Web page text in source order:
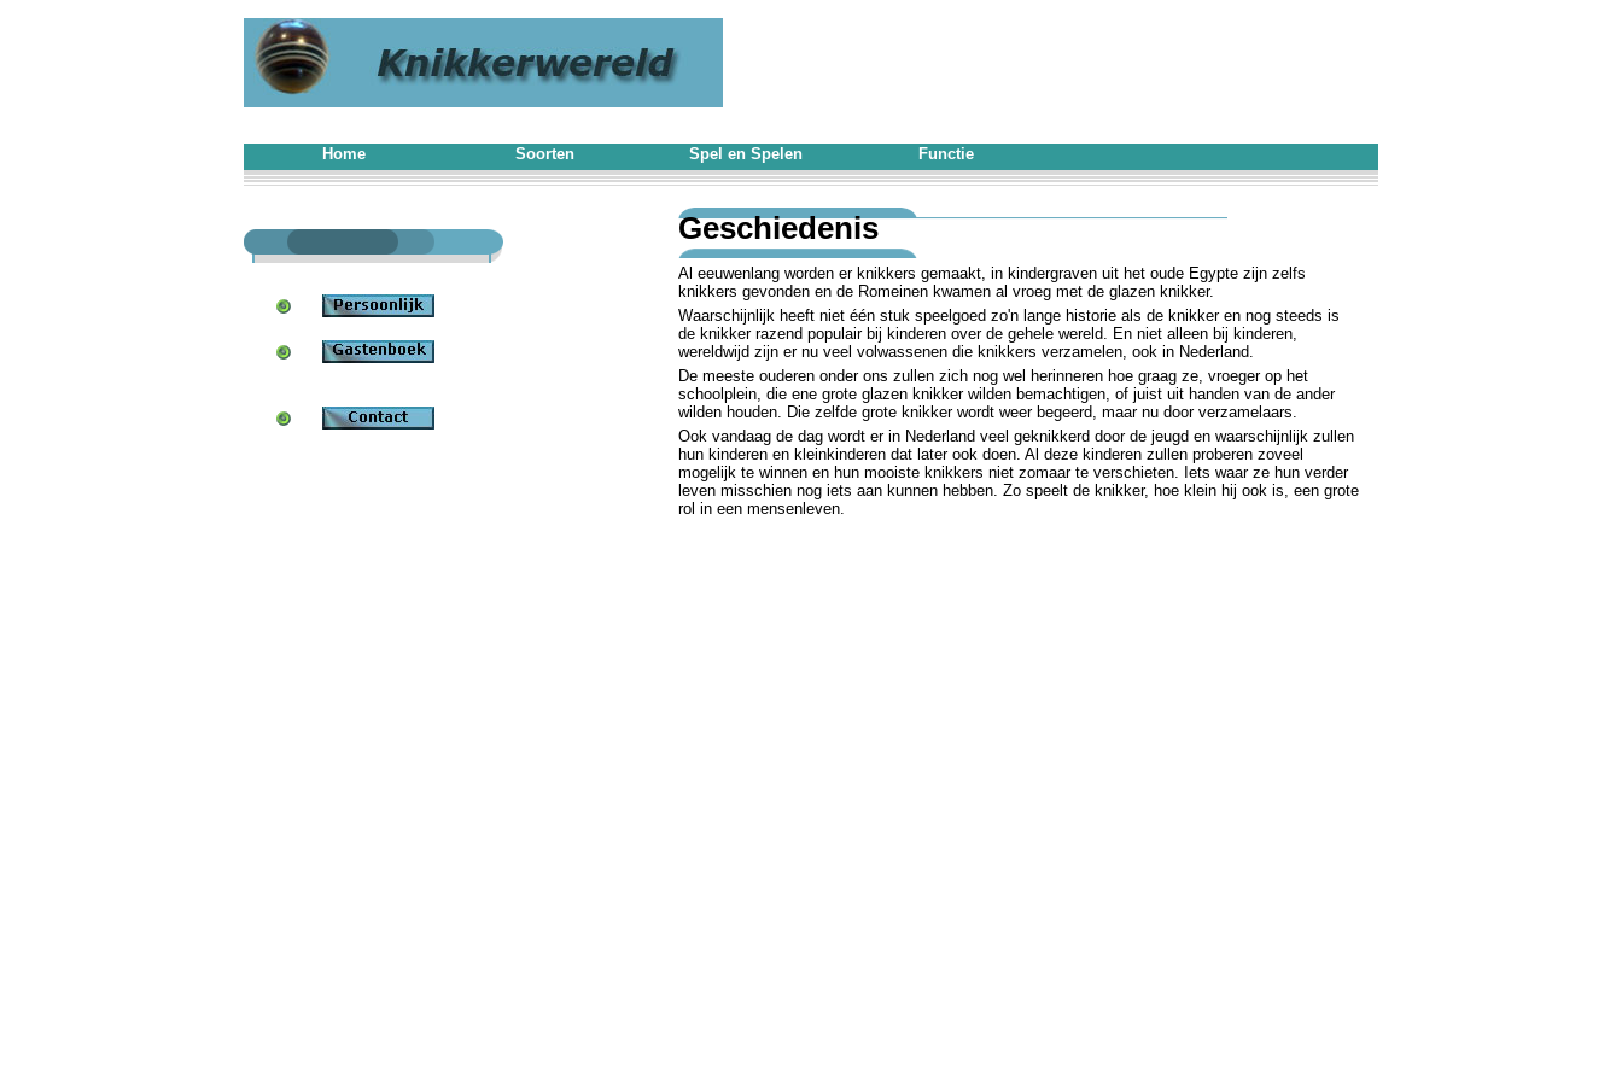
Home Soorten Spel en Spelen Functie
Geschiedenis
Al eeuwenlang worden er knikkers gemaakt, in kindergraven uit het oude Egypte zijn zelfs
knikkers gevonden en de Romeinen kwamen al vroeg met de glazen knikker.
Waarschijnlijk heeft niet één stuk speelgoed zo'n lange historie als de knikker en nog steeds is
de knikker razend populair bij kinderen over de gehele wereld. En niet alleen bij kinderen,
wereldwijd zijn er nu veel volwassenen die knikkers verzamelen, ook in Nederland.
De meeste ouderen onder ons zullen zich nog wel herinneren hoe graag ze, vroeger op het
schoolplein, die ene grote glazen knikker wilden bemachtigen, of juist uit handen van de ander
wilden houden. Die zelfde grote knikker wordt weer begeerd, maar nu door verzamelaars.
Ook vandaag de dag wordt er in Nederland veel geknikkerd door de jeugd en waarschijnlijk zullen
hun kinderen en kleinkinderen dat later ook doen. Al deze kinderen zullen proberen zoveel
mogelijk te winnen en hun mooiste knikkers niet zomaar te verschieten. Iets waar ze hun verder
leven misschien nog iets aan kunnen hebben. Zo speelt de knikker, hoe klein hij ook is, een grote
rol in een mensenleven.